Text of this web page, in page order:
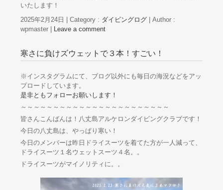
いたします！
2025年2月24日
Category : ダイビングログ
Author :
wpmaster
Leave a comment
寒さに負けズウェットで３本！すごい！
※インスタグラムにて、ブログ以外にも毎日の海況などをアッ
プロードしています。
是非ともフォローお願いします！
～～～～～～～～～～～～～～～～～～～～～～～
皆さんこんばんは！八丈島アルケロンダイビングクラブです！
今日の八丈島は、やっぱり寒い！
今日のメンバーは昨日ドライスーツを着てた方が一人減って、
ドライスーツ１名ウェットスーツ４名。。
ドライスーツがマイノリティに。。